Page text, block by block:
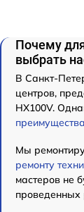
Почему
выбрать
В Санкт-
центров,
HX100V.
Мы
ремонту
мастеров не
проведенных